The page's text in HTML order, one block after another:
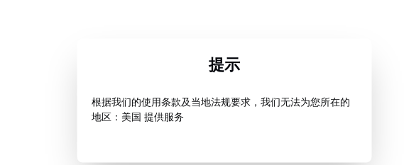
提示
根据我们的使用条款及当地法规要求，我们无法为您所在的
地区：美国 提供服务